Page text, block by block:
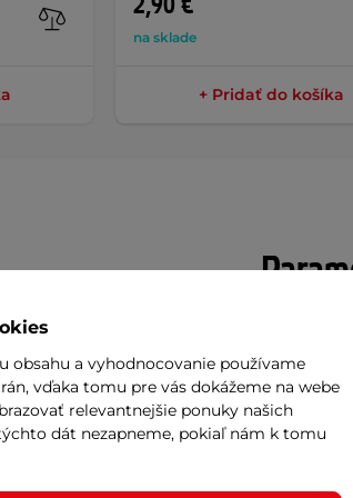
na sklade
+ Pridať do košíka
doplnku skvele
a príťahov. Cviky si
odpor a znižujú
začiatočníkov.
Maximálna
Kategória
Typ hrazdy
obsahu a vyhodnocovanie používame
vďaka tomu pre vás dokážeme na webe
relevantnejšie ponuky našich
dát nezapneme, pokiaľ nám k tomu